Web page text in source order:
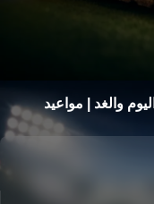
والغد | مواعيد